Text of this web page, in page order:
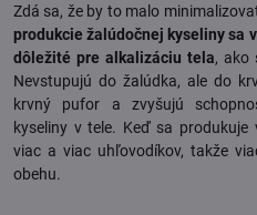
Zdá sa, že by to malo
produkcie žalúdočnej kyseliny sa
dôležité pre alkalizáciu tela, ako
Nevstupujú do žalúdka, ale do
krvný pufor a zvyšujú
kyseliny v tele. Keď sa
viac a viac uhľovodíkov, takže
obehu.